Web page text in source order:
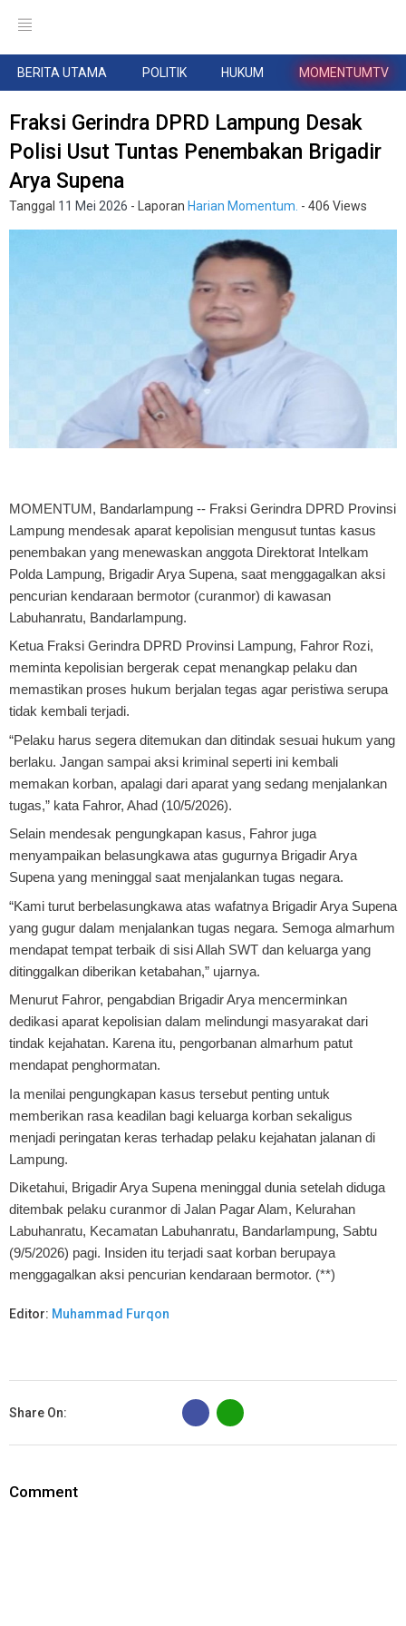
BERITA UTAMA POLITIK HUKUM MOMENTUMTV
Fraksi Gerindra DPRD Lampung Desak
Polisi Usut Tuntas Penembakan Brigadir
Arya Supena
Tanggal 11 Mei 2026 - Laporan Harian Momentum. - 406 Views
MOMENTUM, Bandarlampung -- Fraksi Gerindra DPRD Provinsi
Lampung mendesak aparat kepolisian mengusut tuntas kasus
penembakan yang menewaskan anggota Direktorat Intelkam
Polda Lampung, Brigadir Arya Supena, saat menggagalkan aksi
pencurian kendaraan bermotor (curanmor) di kawasan
Labuhanratu, Bandarlampung.
Ketua Fraksi Gerindra DPRD Provinsi Lampung, Fahror Rozi,
meminta kepolisian bergerak cepat menangkap pelaku dan
memastikan proses hukum berjalan tegas agar peristiwa serupa
tidak kembali terjadi.
“Pelaku harus segera ditemukan dan ditindak sesuai hukum yang
berlaku. Jangan sampai aksi kriminal seperti ini kembali
memakan korban, apalagi dari aparat yang sedang menjalankan
tugas,” kata Fahror, Ahad (10/5/2026).
Selain mendesak pengungkapan kasus, Fahror juga
menyampaikan belasungkawa atas gugurnya Brigadir Arya
Supena yang meninggal saat menjalankan tugas negara.
“Kami turut berbelasungkawa atas wafatnya Brigadir Arya Supena
yang gugur dalam menjalankan tugas negara. Semoga almarhum
mendapat tempat terbaik di sisi Allah SWT dan keluarga yang
ditinggalkan diberikan ketabahan,” ujarnya.
Menurut Fahror, pengabdian Brigadir Arya mencerminkan
dedikasi aparat kepolisian dalam melindungi masyarakat dari
tindak kejahatan. Karena itu, pengorbanan almarhum patut
mendapat penghormatan.
Ia menilai pengungkapan kasus tersebut penting untuk
memberikan rasa keadilan bagi keluarga korban sekaligus
menjadi peringatan keras terhadap pelaku kejahatan jalanan di
Lampung.
Diketahui, Brigadir Arya Supena meninggal dunia setelah diduga
ditembak pelaku curanmor di Jalan Pagar Alam, Kelurahan
Labuhanratu, Kecamatan Labuhanratu, Bandarlampung, Sabtu
(9/5/2026) pagi. Insiden itu terjadi saat korban berupaya
menggagalkan aksi pencurian kendaraan bermotor. (**)
Editor: Muhammad Furqon
Share On:
B
Comment